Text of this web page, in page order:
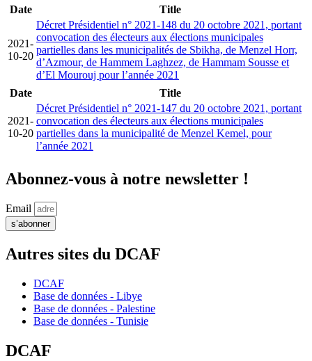
Date
Title
2021-
10-20
Décret Présidentiel n° 2021-148 du 20 octobre 2021, portant
convocation des électeurs aux élections municipales
partielles dans les municipalités de Sbikha, de Menzel Horr,
d’Azmour, de Hammem Laghzez, de Hammam Sousse et
d’El Mourouj pour l’année 2021
Date
Title
2021-
10-20
Décret Présidentiel n° 2021-147 du 20 octobre 2021, portant
convocation des électeurs aux élections municipales
partielles dans la municipalité de Menzel Kemel, pour
l’année 2021
Abonnez-vous à notre newsletter !
Email
s’abonner
Autres sites du DCAF
DCAF
Base de données - Libye
Base de données - Palestine
Base de données - Tunisie
DCAF